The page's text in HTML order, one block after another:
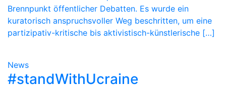
Brennpunkt öffentlicher Debatten. Es wurde ein
kuratorisch anspruchsvoller Weg beschritten, um eine
partizipativ-kritische bis aktivistisch-künstlerische […]
News
#standWithUcraine